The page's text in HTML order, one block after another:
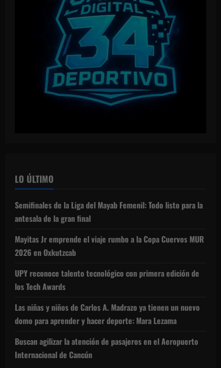
LO ÚLTIMO
Semifinales de la Liga del Mayab Femenil: Todo listo para la
antesala de la gran final
Mayitas Jr emprende el viaje rumbo a la Copa Cuervos MUR
2026 en Oxkutzcab
UPY reconoce talento tecnológico con primera edición de
los Tech Awards
Las niñas y niños de Carlos A. Madrazo ya tienen un nuevo
domo para aprender y hacer deporte: Mara Lezama
Buscan agilizar la atención de pasajeros en el Aeropuerto
Internacional de Cancún